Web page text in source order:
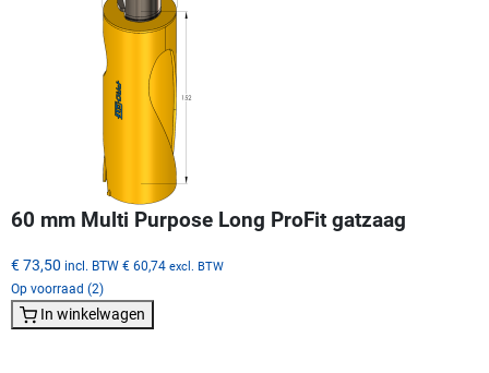
60 mm Multi Purpose Long ProFit gatzaag
€ 73,50 incl. BTW € 60,74 excl. BTW
Op voorraad (2)
In winkelwagen